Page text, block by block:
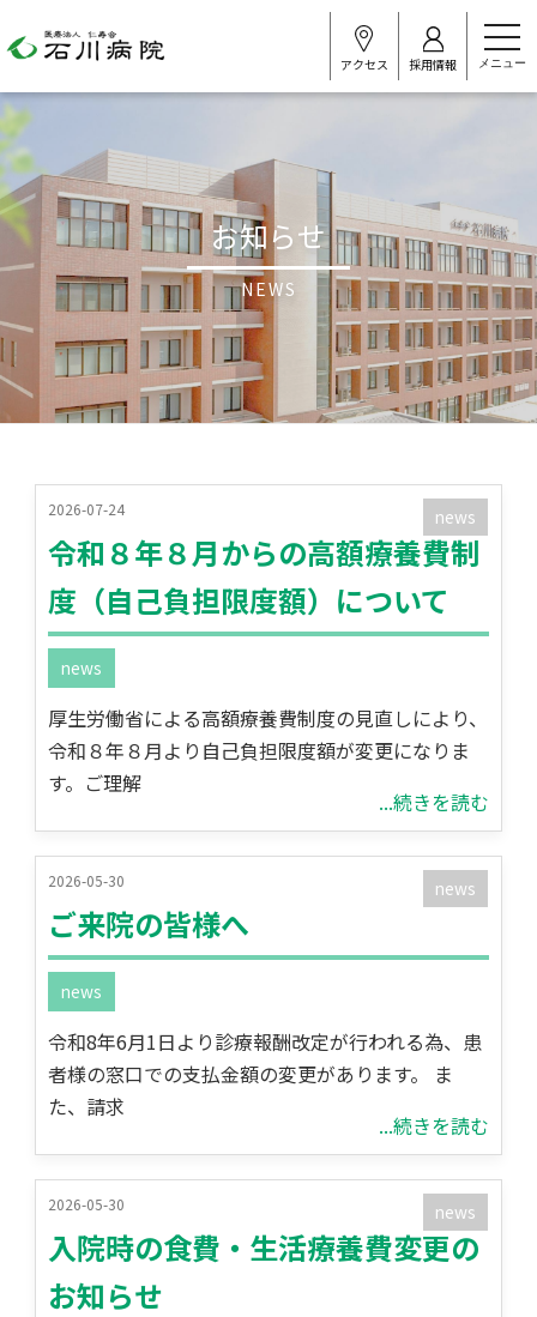
アクセス 採用情報
t
o
g
g
a
t
i
o
n
お知らせ
NEWS
2026-07-24
令和８年８月からの高額療養費制
度（自己負担限度額）について
news
news
厚生労働省による高額療養費制度の見直しにより、
令和８年８月より自己負担限度額が変更になりま
す。ご理解
...続きを読む
2026-05-30
ご来院の皆様へ
news
news
令和8年6月1日より診療報酬改定が行われる為、患
者様の窓口での支払金額の変更があります。 ま
た、請求
...続きを読む
2026-05-30
入院時の食費・生活療養費変更の
お知らせ
news